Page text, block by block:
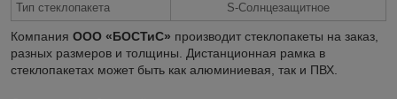
Тип стеклопакета S-Солнцезащитное
Компания ООО «БОСТиС» производит стеклопакеты на заказ,
разных размеров и толщины. Дистанционная рамка в
стеклопакетах может быть как алюминиевая, так и ПВХ.